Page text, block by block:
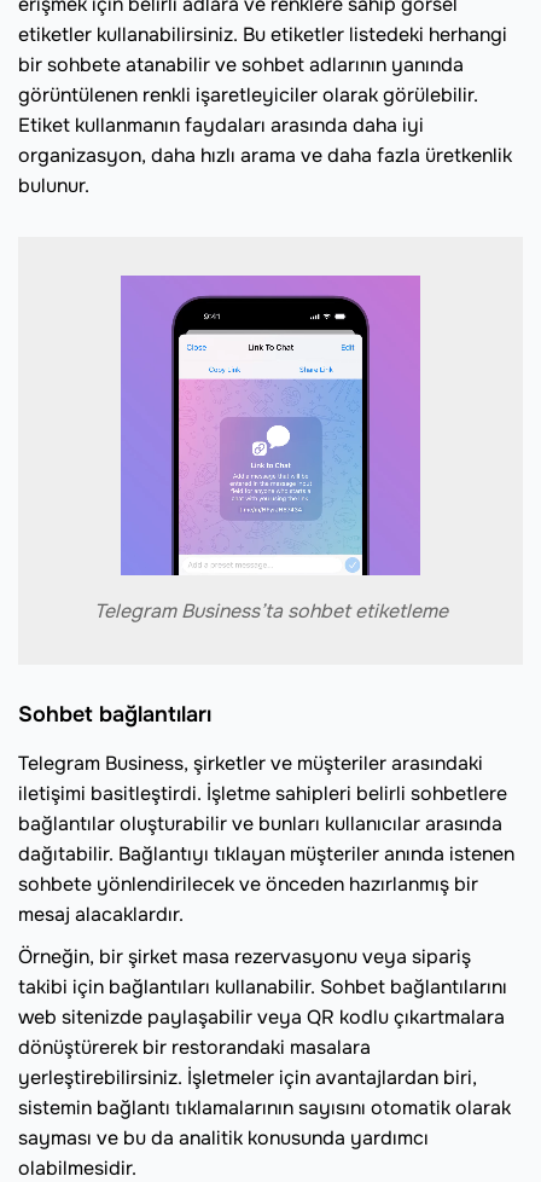
etiketler kullanabilirsiniz. Bu etiketler listedeki herhangi
bir sohbete atanabilir ve sohbet adlarının yanında
görüntülenen renkli işaretleyiciler olarak görülebilir.
Etiket kullanmanın faydaları arasında daha iyi
organizasyon, daha hızlı arama ve daha fazla üretkenlik
bulunur.
Telegram Business’ta sohbet etiketleme
Sohbet bağlantıları
Telegram Business, şirketler ve müşteriler arasındaki
iletişimi basitleştirdi. İşletme sahipleri belirli sohbetlere
bağlantılar oluşturabilir ve bunları kullanıcılar arasında
dağıtabilir. Bağlantıyı tıklayan müşteriler anında istenen
sohbete yönlendirilecek ve önceden hazırlanmış bir
mesaj alacaklardır.
Örneğin, bir şirket masa rezervasyonu veya sipariş
takibi için bağlantıları kullanabilir. Sohbet bağlantılarını
web sitenizde paylaşabilir veya QR kodlu çıkartmalara
dönüştürerek bir restorandaki masalara
yerleştirebilirsiniz. İşletmeler için avantajlardan biri,
sistemin bağlantı tıklamalarının sayısını otomatik olarak
sayması ve bu da analitik konusunda yardımcı
olabilmesidir.